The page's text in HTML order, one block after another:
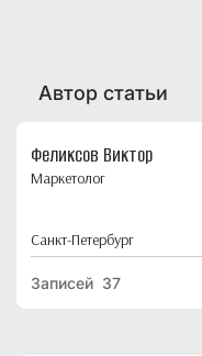
Автор статьи
Феликсов Виктор
Маркетолог
Санкт-Петербург
Записей 37